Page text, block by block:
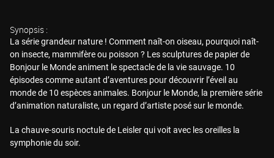
Synopsis :
La série grandeur nature ! Comment naît-on oiseau, pourquoi naît-
on insecte, mammifère ou poisson ? Les sculptures de papier de
Bonjour le Monde animent le spectacle de la vie sauvage. 10
épisodes comme autant d’aventures pour découvrir l’éveil au
monde de 10 espèces animales. Bonjour le Monde, la première série
d’animation naturaliste, un regard d’artiste posé sur le monde.
La chauve-souris noctule de Leisler qui voit avec les oreilles la
symphonie du soir.